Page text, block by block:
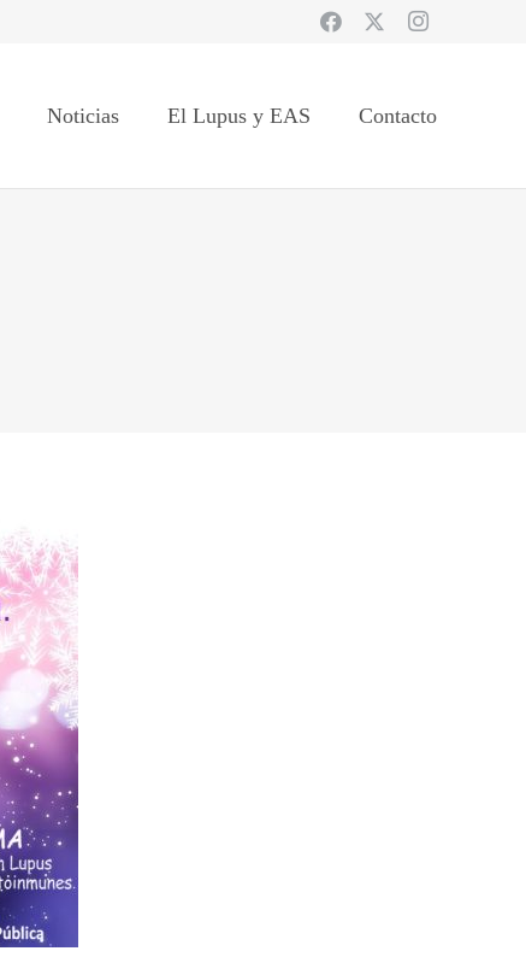
Noticias El Lupus y EAS Contacto